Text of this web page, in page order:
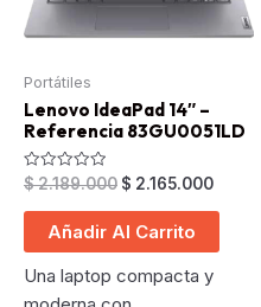
Portátiles
Lenovo IdeaPad 14″ –
Referencia 83GU0051LD
Valorado
en
0
$2.189.000 Original
was:
$ 2.189.000.
$ 2.165.000
$
Añadir Al Carrito
Una laptop compacta y